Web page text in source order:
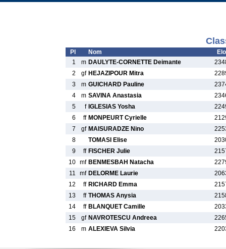
Pl Nom
Elo
1
m DAULYTE-CORNETTE Deimante
2
gf HEJAZIPOUR Mitra
3
m GUICHARD Pauline
4
m SAVINA Anastasia
5
f IGLESIAS Yosha
6
ff MONPEURT Cyrielle
7
gf MAISURADZE Nino
8
TOMASI Elise
9
ff FISCHER Julie
10 mf BENMESBAH Natacha
11
mf DELORME Laurie
12
ff RICHARD Emma
13
ff THOMAS Anysia
14
ff BLANQUET Camille
15
gf NAVROTESCU Andreea
16
m ALEXIEVA Silvia